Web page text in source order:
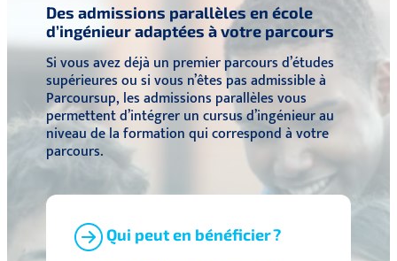
Des admissions parallèles en école
d’ingénieur adaptées à votre parcours
Si vous avez déjà un premier parcours d’études
supérieures ou si vous n’êtes pas admissible à
Parcoursup, les admissions parallèles vous
permettent d’intégrer un cursus d’ingénieur au
niveau de la formation qui correspond à votre
parcours.
Qui peut en bénéficier ?